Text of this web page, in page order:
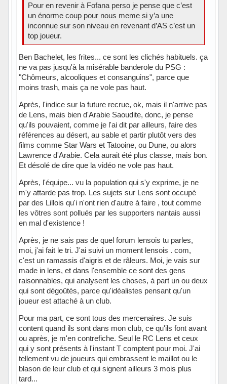
Pour en revenir à Fofana perso je pense que c’est
un énorme coup pour nous meme si y’a une
inconnue sur son niveau en revenant d’AS c’est un
top joueur.
Ben Bachelet, les frites... ce sont les clichés habituels. ça
ne va pas jusqu'à la misérable banderole du PSG :
"Chômeurs, alcooliques et consanguins", parce que
moins trash, mais ça ne vole pas haut.
Après, l'indice sur la future recrue, ok, mais il n'arrive pas
de Lens, mais bien d'Arabie Saoudite, donc, je pense
qu'ils pouvaient, comme je l'ai dit par ailleurs, faire des
références au désert, au sable et partir plutôt vers des
films comme Star Wars et Tatooine, ou Dune, ou alors
Lawrence d'Arabie. Cela aurait été plus classe, mais bon.
Et désolé de dire que la vidéo ne vole pas haut.
Après, l'équipe... vu la population qui s'y exprime, je ne
m'y attarde pas trop. Les sujets sur Lens sont occupé
par des Lillois qu'i n'ont rien d'autre à faire , tout comme
les vôtres sont pollués par les supporters nantais aussi
en mal d'existence !
Après, je ne sais pas de quel forum lensois tu parles,
moi, j'ai fait le tri. J'ai suivi un moment lensois . com,
c'est un ramassis d'aigris et de râleurs. Moi, je vais sur
made in lens, et dans l'ensemble ce sont des gens
raisonnables, qui analysent les choses, à part un ou deux
qui sont dégoûtés, parce qu'idéalistes pensant qu'un
joueur est attaché à un club.
Pour ma part, ce sont tous des mercenaires. Je suis
content quand ils sont dans mon club, ce qu'ils font avant
ou après, je m'en contrefiche. Seul le RC Lens et ceux
qui y sont présents à l'instant T comptent pour moi. J'ai
tellement vu de joueurs qui embrassent le maillot ou le
blason de leur club et qui signent ailleurs 3 mois plus
tard...